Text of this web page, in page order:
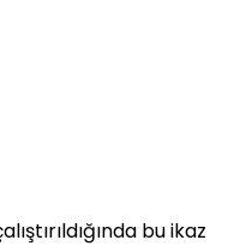
bu ikaz